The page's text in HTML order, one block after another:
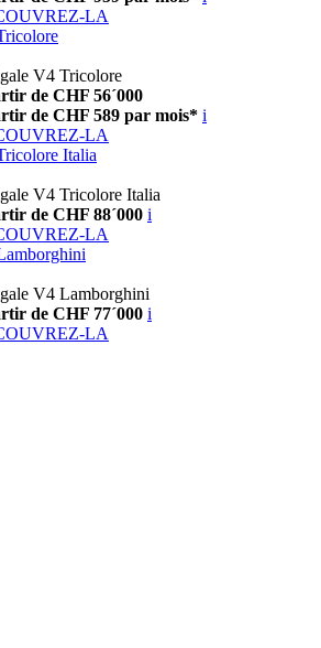
LA
V4 Tricolore
de CHF 56´000
de CHF 589 par mois* i
LA
Italia
V4 Tricolore Italia
de CHF 88´000 i
LA
V4 Lamborghini
de CHF 77´000 i
LA